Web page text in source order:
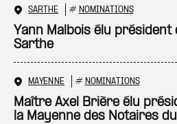
SARTHE # NOMINATIONS
Yann Malbois élu président
Sarthe
MAYENNE # NOMINATIONS
Maître Axel Brière élu
la Mayenne des Notaires